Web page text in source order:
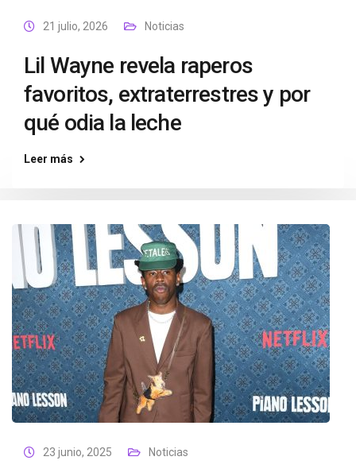
21 julio, 2026 Noticias
Lil Wayne revela raperos
favoritos, extraterrestres y por
qué odia la leche
Leer más
23 junio, 2025 Noticias